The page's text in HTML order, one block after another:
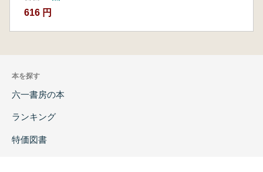
616 円
本を探す
六一書房の本
ランキング
特価図書